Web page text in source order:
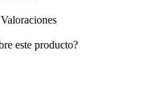
Valoraciones
este producto?